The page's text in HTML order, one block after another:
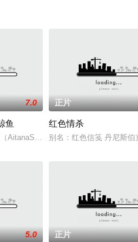
笔百万美金的“交易”。她决定令他信
7.0
鱼
AitanaSaacute;nchez-Gijoacute;n饰
正片
红色情杀
别名：红色信笺 丹尼斯
5.0 正片